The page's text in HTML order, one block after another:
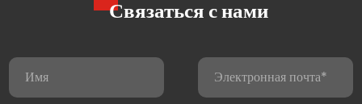
Связаться с нами